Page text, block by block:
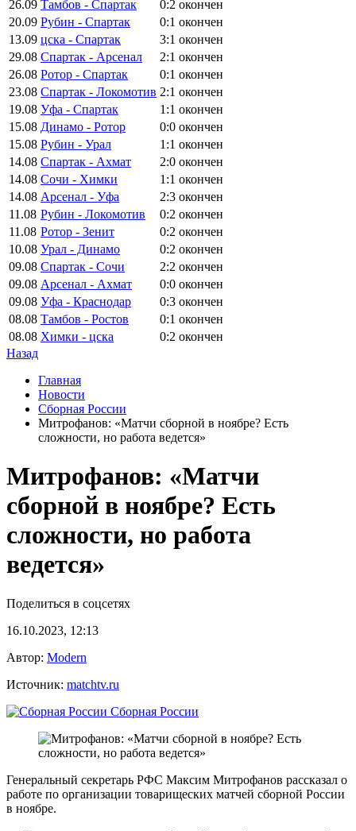
26.09 Тамбов - Спартак 0:2 окончен
20.09 Рубин - Спартак 0:1 окончен
13.09 цска - Спартак 3:1 окончен
29.08 Спартак - Арсенал 2:1 окончен
26.08 Ротор - Спартак 0:1 окончен
23.08 Спартак - Локомотив 2:1 окончен
19.08 Уфа - Спартак 1:1 окончен
15.08 Динамо - Ротор 0:0 окончен
15.08 Рубин - Урал 1:1 окончен
14.08 Спартак - Ахмат 2:0 окончен
14.08 Сочи - Химки 1:1 окончен
14.08 Арсенал - Уфа 2:3 окончен
11.08 Рубин - Локомотив 0:2 окончен
11.08 Ротор - Зенит 0:2 окончен
10.08 Урал - Динамо 0:2 окончен
09.08 Спартак - Сочи 2:2 окончен
09.08 Арсенал - Ахмат 0:0 окончен
09.08 Уфа - Краснодар 0:3 окончен
08.08 Тамбов - Ростов 0:1 окончен
08.08 Химки - цска 0:2 окончен
Назад
Главная
Новости
Сборная России
Митрофанов: «Матчи сборной в ноябре? Есть
сложности, но работа ведется»
Митрофанов: «Матчи
сборной в ноябре? Есть
сложности, но работа
ведется»
Поделиться в соцсетях
16.10.2023, 12:13
Автор: Modern
Источник: matchtv.ru
Сборная России
Генеральный секретарь РФС Максим Митрофанов рассказал о
работе по организации товарищеских матчей сборной России
в ноябре.